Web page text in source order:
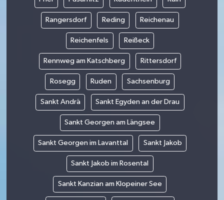
Rangersdorf Reding Reichenau
Reichenfels Reißeck
Rennweg am Katschberg Rittersdorf
Rosegg Ruden Sachsenburg
Sankt Andrä Sankt Egyden an der Drau
Sankt Georgen am Längsee
Sankt Georgen im Lavanttal Sankt Jakob
Sankt Jakob im Rosental
Sankt Kanzian am Klopeiner See